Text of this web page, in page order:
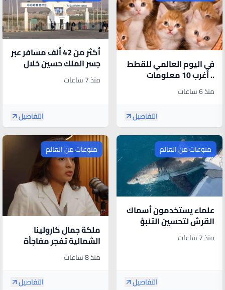
في اليوم العالمي للقطط
.. أغرب 10 معلومات
وأسرار تكشف عالمها
الغامض
منذ 6 ساعات
التفاصيل
أكثر من 42 ألف مسافر عبر
جسر الملك حسين خلال
أسبوعمنذ 7 ساعات
التفاصيل
منوعات من العالم
علماء يستخدمون أسماك
القرش لتحسين التنبؤ
بالأعاصيرمنذ 7 ساعات
التفاصيل
منوعات من العالم
ملكة جمال كارولينا
الشمالية تفجر مفاجأة
بعد تجريدها من اللقبمنذ 8 ساعات
التفاصيل